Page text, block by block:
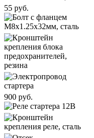
55 руб.
900 руб.